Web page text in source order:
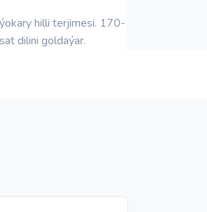
hilli terjimesi. 170-
dilini goldaýar.